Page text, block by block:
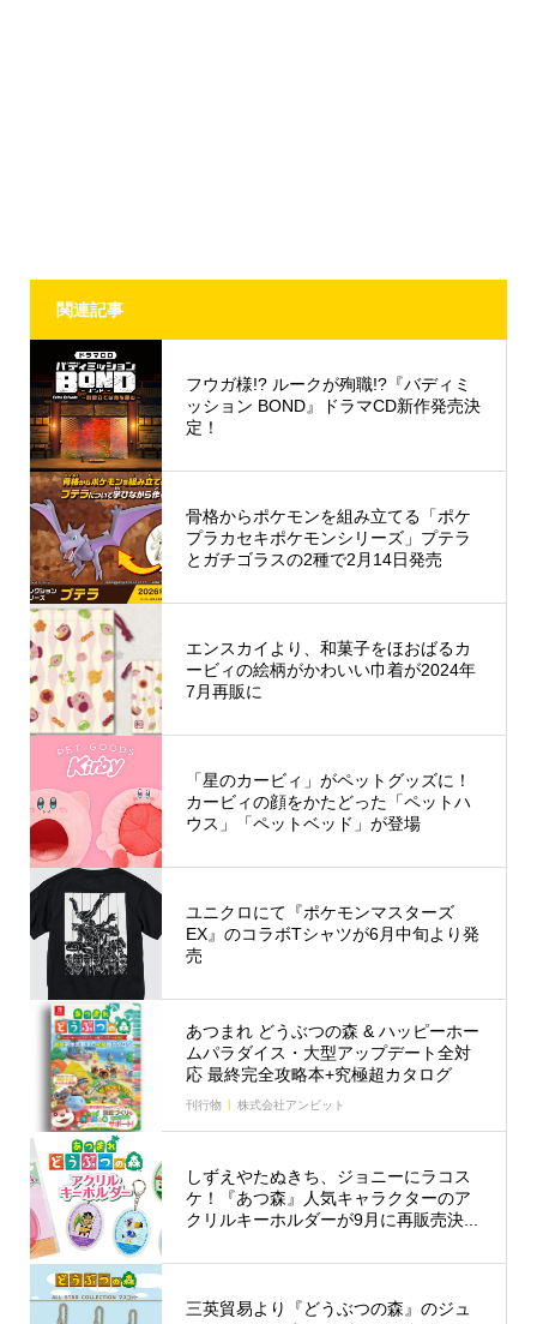
関連記事
フウガ様!? ルークが殉職!?『バディミ
ッション BOND』ドラマCD新作発売決
定！
骨格からポケモンを組み立てる「ポケ
プラカセキポケモンシリーズ」プテラ
とガチゴラスの2種で2月14日発売
エンスカイより、和菓子をほおばるカ
ービィの絵柄がかわいい巾着が2024年
7月再販に
「星のカービィ」がペットグッズに！
カービィの顔をかたどった「ペットハ
ウス」「ペットベッド」が登場
ユニクロにて『ポケモンマスターズ
EX』のコラボTシャツが6月中旬より発
売
あつまれ どうぶつの森 & ハッピーホー
ムパラダイス・大型アップデート全対
応 最終完全攻略本+究極超カタログ
刊行物 株式会社アンビット
しずえやたぬきち、ジョニーにラコス
ケ！『あつ森』人気キャラクターのア
クリルキーホルダーが9月に再販売決...
三英貿易より『どうぶつの森』のジュ